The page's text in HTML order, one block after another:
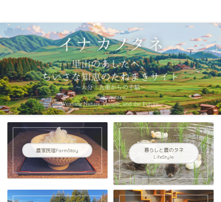
農家民宿FarmStay
暮らしと農のタネ
LifeStyle